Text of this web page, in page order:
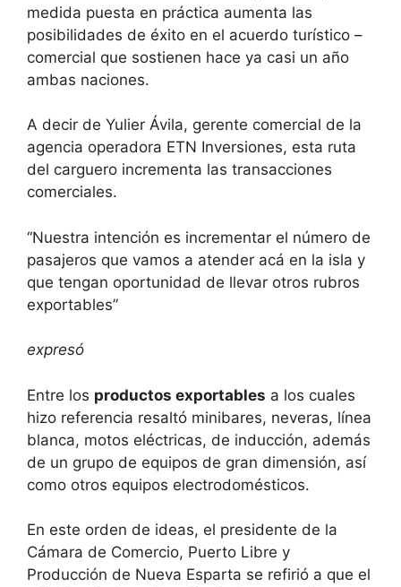
medida puesta en práctica aumenta las
posibilidades de éxito en el acuerdo turístico –
comercial que sostienen hace ya casi un año
ambas naciones.
A decir de Yulier Ávila, gerente comercial de la
agencia operadora ETN Inversiones, esta ruta
del carguero incrementa las transacciones
comerciales.
“Nuestra intención es incrementar el número de
pasajeros que vamos a atender acá en la isla y
que tengan oportunidad de llevar otros rubros
exportables”
expresó
Entre los productos exportables a los cuales
hizo referencia resaltó minibares, neveras, línea
blanca, motos eléctricas, de inducción, además
de un grupo de equipos de gran dimensión, así
como otros equipos electrodomésticos.
En este orden de ideas, el presidente de la
Cámara de Comercio, Puerto Libre y
Producción de Nueva Esparta se refirió a que el